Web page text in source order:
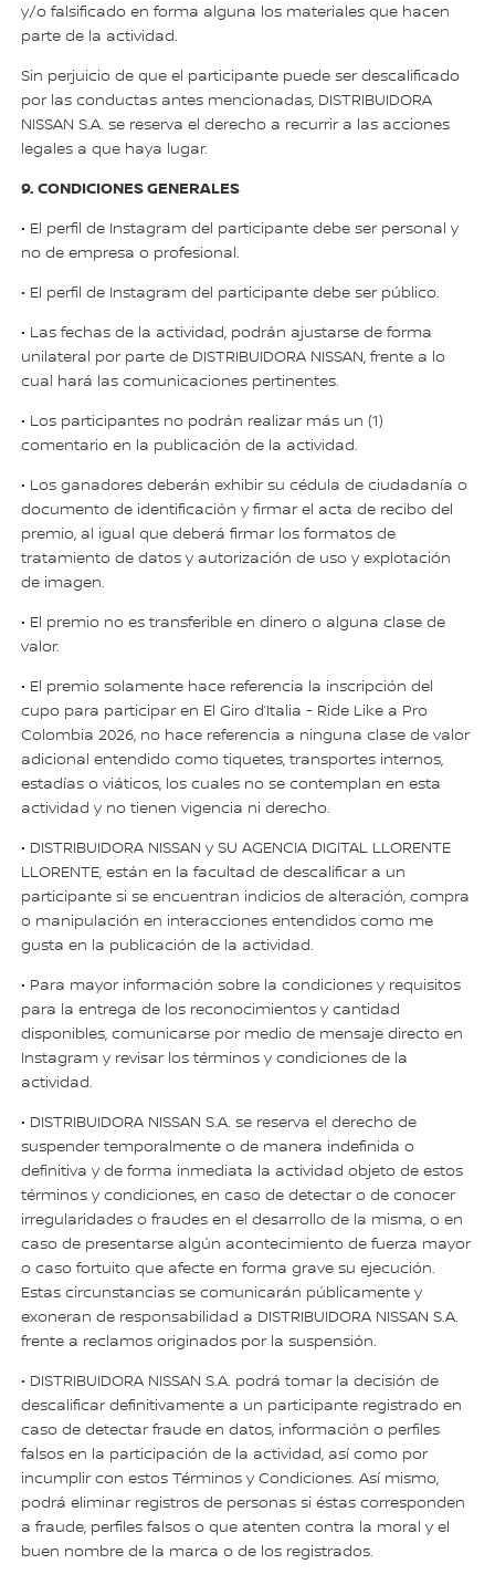
y/o falsificado en forma alguna los materiales que hacen
parte de la actividad.
Sin perjuicio de que el participante puede ser descalificado
por las conductas antes mencionadas, DISTRIBUIDORA
NISSAN S.A. se reserva el derecho a recurrir a las acciones
legales a que haya lugar.
9. CONDICIONES GENERALES
• El perfil de Instagram del participante debe ser personal y
no de empresa o profesional.
• El perfil de Instagram del participante debe ser público.
• Las fechas de la actividad, podrán ajustarse de forma
unilateral por parte de DISTRIBUIDORA NISSAN, frente a lo
cual hará las comunicaciones pertinentes.
• Los participantes no podrán realizar más un (1)
comentario en la publicación de la actividad.
• Los ganadores deberán exhibir su cédula de ciudadanía o
documento de identificación y firmar el acta de recibo del
premio, al igual que deberá firmar los formatos de
tratamiento de datos y autorización de uso y explotación
de imagen.
• El premio no es transferible en dinero o alguna clase de
valor.
• El premio solamente hace referencia la inscripción del
cupo para participar en El Giro d’Italia - Ride Like a Pro
Colombia 2026, no hace referencia a ninguna clase de valor
adicional entendido como tiquetes, transportes internos,
estadías o viáticos, los cuales no se contemplan en esta
actividad y no tienen vigencia ni derecho.
• DISTRIBUIDORA NISSAN y SU AGENCIA DIGITAL LLORENTE
LLORENTE, están en la facultad de descalificar a un
participante si se encuentran indicios de alteración, compra
o manipulación en interacciones entendidos como me
gusta en la publicación de la actividad.
• Para mayor información sobre la condiciones y requisitos
para la entrega de los reconocimientos y cantidad
disponibles, comunicarse por medio de mensaje directo en
Instagram y revisar los términos y condiciones de la
actividad.
• DISTRIBUIDORA NISSAN S.A. se reserva el derecho de
suspender temporalmente o de manera indefinida o
definitiva y de forma inmediata la actividad objeto de estos
términos y condiciones, en caso de detectar o de conocer
irregularidades o fraudes en el desarrollo de la misma, o en
caso de presentarse algún acontecimiento de fuerza mayor
o caso fortuito que afecte en forma grave su ejecución.
Estas circunstancias se comunicarán públicamente y
exoneran de responsabilidad a DISTRIBUIDORA NISSAN S.A.
frente a reclamos originados por la suspensión.
• DISTRIBUIDORA NISSAN S.A. podrá tomar la decisión de
descalificar definitivamente a un participante registrado en
caso de detectar fraude en datos, información o perfiles
falsos en la participación de la actividad, así como por
incumplir con estos Términos y Condiciones. Así mismo,
podrá eliminar registros de personas si éstas corresponden
a fraude, perfiles falsos o que atenten contra la moral y el
buen nombre de la marca o de los registrados.